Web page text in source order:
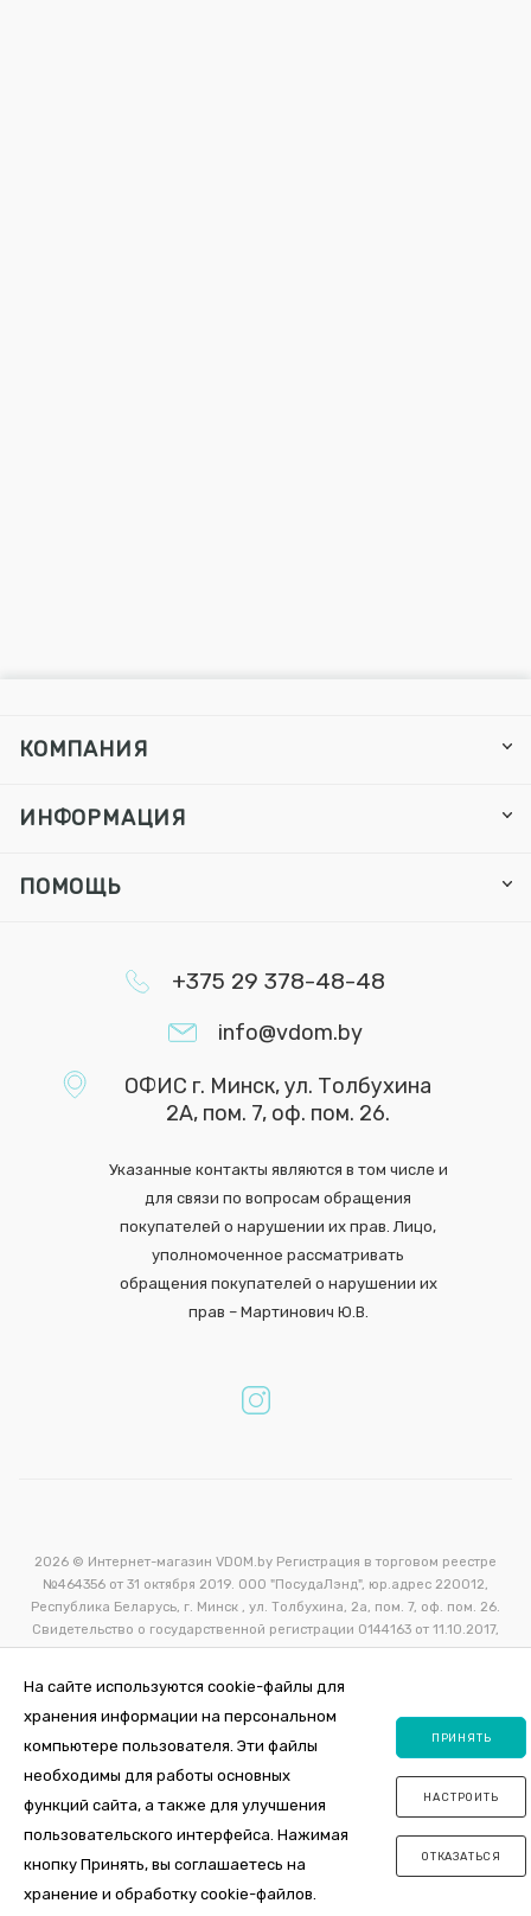
КОМПАНИЯ
ИНФОРМАЦИЯ
ПОМОЩЬ
+375 29 378-48-48
info@vdom.by
ОФИС г. Минск, ул. Толбухина
2А, пом. 7, оф. пом. 26.
Указанные контакты являются в том числе и
для связи по вопросам обращения
покупателей о нарушении их прав. Лицо,
уполномоченное рассматривать
обращения покупателей о нарушении их
прав – Мартинович Ю.В.
2026 © Интернет-магазин VDOM.by Регистрация в торговом реестре
№464356 от 31 октября 2019. ООО "ПосудаЛэнд", юр.адрес 220012,
Республика Беларусь, г. Минск , ул. Толбухина, 2а, пом. 7, оф. пом. 26.
Свидетельство о государственной регистрации 0144163 от 11.10.2017,
УНП 192981385, Мингорисполком.
На сайте используются cookie-файлы для
хранения информации на персональном
компьютере пользователя. Эти файлы
необходимы для работы основных
функций сайта, а также для улучшения
пользовательского интерфейса. Нажимая
кнопку Принять, вы соглашаетесь на
хранение и обработку cookie-файлов.
ПРИНЯТЬ
НАСТРОИТЬ
ОТКАЗАТЬСЯ
Verification: a8fb5871b911494d